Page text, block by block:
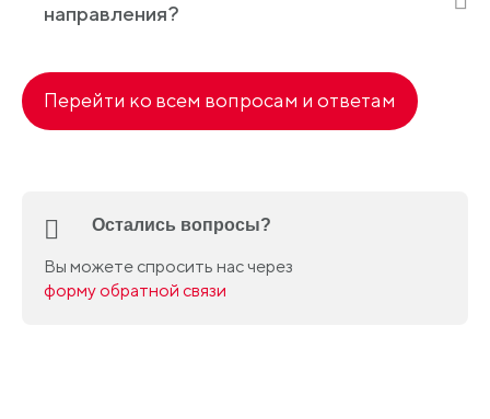
направления?
Перейти ко всем вопросам и ответам
Остались вопросы?
Вы можете спросить нас через
форму обратной связи